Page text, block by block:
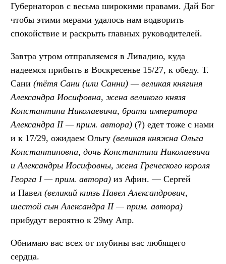
Губернаторов с весьма широкими правами. Дай Бог
чтобы этими мерами удалось нам водворить
спокойствие и раскрыть главных руководителей.
Завтра утром отправляемся в Ливадию, куда
надеемся прибыть в Воскресенье 15/27, к обеду. Т.
Сани (тётя Сани (или Санни) — великая княгиня
Александра Иосифовна, жена великого князя
Константина Николаевича, брата императора
Александра II — прим. автора) (?) едет тоже с нами
и к 17/29, ожидаем Ольгу (великая княжна Ольга
Константиновна, дочь Константина Николаевича
и Александры Иосифовны, жена Греческого короля
Георга I — прим. автора) из Афин. — Сергей
и Павел (великий князь Павел Александрович,
шестой сын Александра II — прим. автора)
прибудут вероятно к 29му Апр.
Обнимаю вас всех от глубины вас любящего
сердца.